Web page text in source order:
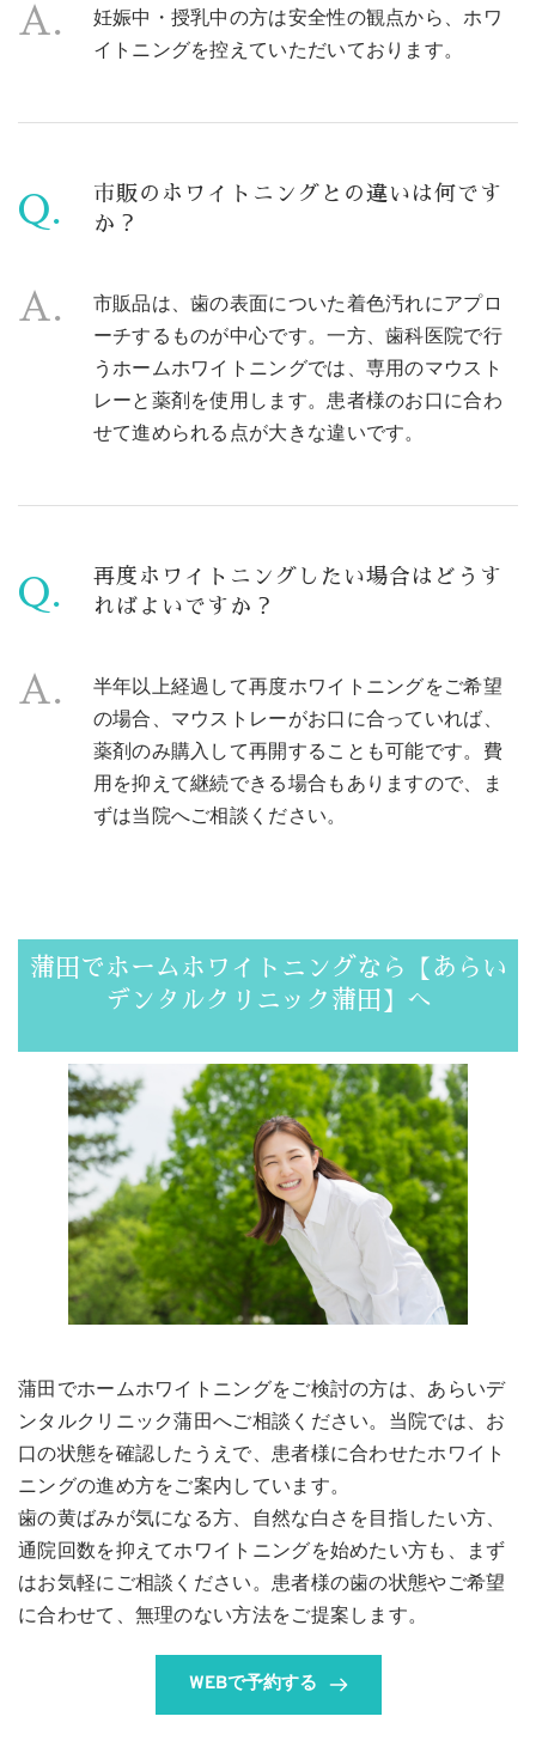
A.
妊娠中・授乳中の方は安全性の観点から、ホワ
イトニングを控えていただいております。
Q.
市販のホワイトニングとの違いは何です
か？
A.
市販品は、歯の表面についた着色汚れにアプロ
ーチするものが中心です。一方、歯科医院で行
うホームホワイトニングでは、専用のマウスト
レーと薬剤を使用します。患者様のお口に合わ
せて進められる点が大きな違いです。
Q.
再度ホワイトニングしたい場合はどうす
ればよいですか？
A.
半年以上経過して再度ホワイトニングをご希望
の場合、マウストレーがお口に合っていれば、
薬剤のみ購入して再開することも可能です。費
用を抑えて継続できる場合もありますので、ま
ずは当院へご相談ください。
蒲田でホームホワイトニングなら【あらい
デンタルクリニック蒲田】へ
蒲田でホームホワイトニングをご検討の方は、あらいデ
ンタルクリニック蒲田へご相談ください。当院では、お
口の状態を確認したうえで、患者様に合わせたホワイト
ニングの進め方をご案内しています。
歯の黄ばみが気になる方、自然な白さを目指したい方、
通院回数を抑えてホワイトニングを始めたい方も、まず
はお気軽にご相談ください。患者様の歯の状態やご希望
に合わせて、無理のない方法をご提案します。
WEBで予約する